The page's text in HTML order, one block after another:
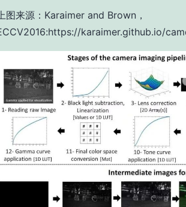
图来源：Karaimer and Brown，
karaimer.github.io/